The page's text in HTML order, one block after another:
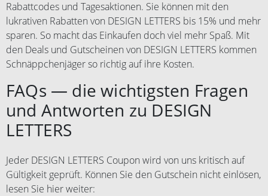
Rabattcodes und Tagesaktionen. Sie können mit den
lukrativen Rabatten von DESIGN LETTERS bis 15% und mehr
sparen. So macht das Einkaufen doch viel mehr Spaß. Mit
den Deals und Gutscheinen von DESIGN LETTERS kommen
Schnäppchenjäger so richtig auf ihre Kosten.
FAQs — die wichtigsten Fragen
und Antworten zu DESIGN
LETTERS
Jeder DESIGN LETTERS Coupon wird von uns kritisch auf
Gültigkeit geprüft. Können Sie den Gutschein nicht einlösen,
lesen Sie hier weiter: